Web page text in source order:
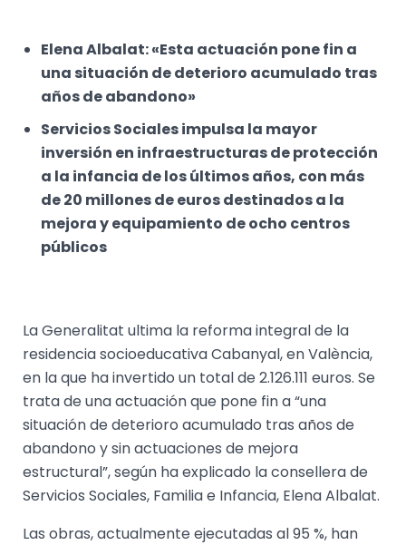
Elena Albalat: «Esta actuación pone fin a
una situación de deterioro acumulado tras
años de abandono»
Servicios Sociales impulsa la mayor
inversión en infraestructuras de protección
a la infancia de los últimos años, con más
de 20 millones de euros destinados a la
mejora y equipamiento de ocho centros
públicos
La Generalitat ultima la reforma integral de la
residencia socioeducativa Cabanyal, en València,
en la que ha invertido un total de 2.126.111 euros. Se
trata de una actuación que pone fin a “una
situación de deterioro acumulado tras años de
abandono y sin actuaciones de mejora
estructural”, según ha explicado la consellera de
Servicios Sociales, Familia e Infancia, Elena Albalat.
Las obras, actualmente ejecutadas al 95 %, han